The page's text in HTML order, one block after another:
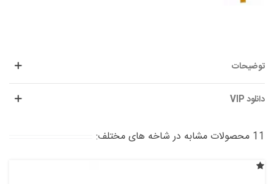
توضیحات
دانلود VIP
11 محصولات مشابه در شاخه های مختلف: